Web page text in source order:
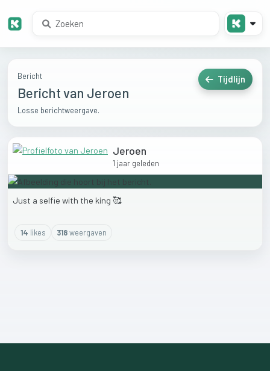
Bericht
Bericht van Jeroen
Losse berichtweergave.
Tijdlijn
Jeroen
1 jaar geleden
Just a selfie with the king 🥰
14 likes 318weergaven